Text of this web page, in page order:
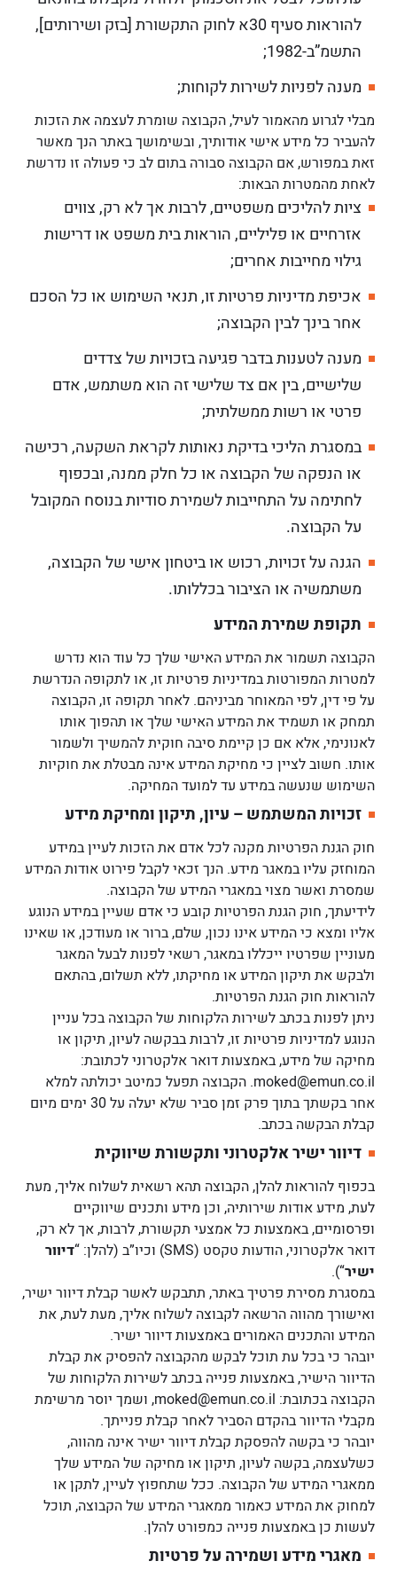
להוראות סעיף 30א לחוק התקשורת [בזק ושירותים],
התשמ”ב-1982;
מענה לפניות לשירות לקוחות;
מבלי לגרוע מהאמור לעיל, הקבוצה שומרת לעצמה את הזכות
להעביר כל מידע אישי אודותיך, ובשימושך באתר הנך מאשר
זאת במפורש, אם הקבוצה סבורה בתום לב כי פעולה זו נדרשת
לאחת מהמטרות הבאות:
ציות להליכים משפטיים, לרבות אך לא רק, צווים
אזרחיים או פליליים, הוראות בית משפט או דרישות
גילוי מחייבות אחרים;
אכיפת מדיניות פרטיות זו, תנאי השימוש או כל הסכם
אחר בינך לבין הקבוצה;
מענה לטענות בדבר פגיעה בזכויות של צדדים
שלישיים, בין אם צד שלישי זה הוא משתמש, אדם
פרטי או רשות ממשלתית;
במסגרת הליכי בדיקת נאותות לקראת השקעה, רכישה
או הנפקה של הקבוצה או כל חלק ממנה, ובכפוף
לחתימה על התחייבות לשמירת סודיות בנוסח המקובל
על הקבוצה.
הגנה על זכויות, רכוש או ביטחון אישי של הקבוצה,
משתמשיה או הציבור בכללותו.
תקופת שמירת המידע
הקבוצה תשמור את המידע האישי שלך כל עוד הוא נדרש
למטרות המפורטות במדיניות פרטיות זו, או לתקופה הנדרשת
על פי דין, לפי המאוחר מביניהם. לאחר תקופה זו, הקבוצה
תמחק או תשמיד את המידע האישי שלך או תהפוך אותו
לאנונימי, אלא אם כן קיימת סיבה חוקית להמשיך ולשמור
אותו. חשוב לציין כי מחיקת המידע אינה מבטלת את חוקיות
השימוש שנעשה במידע עד למועד המחיקה.
זכויות המשתמש – עיון, תיקון ומחיקת מידע
חוק הגנת הפרטיות מקנה לכל אדם את הזכות לעיין במידע
המוחזק עליו במאגר מידע. הנך זכאי לקבל פירוט אודות המידע
שמסרת ואשר מצוי במאגרי המידע של הקבוצה.
לידיעתך, חוק הגנת הפרטיות קובע כי אדם שעיין במידע הנוגע
אליו ומצא כי המידע אינו נכון, שלם, ברור או מעודכן, או שאינו
מעוניין שפרטיו ייכללו במאגר, רשאי לפנות לבעל המאגר
ולבקש את תיקון המידע או מחיקתו, ללא תשלום, בהתאם
להוראות חוק הגנת הפרטיות.
ניתן לפנות בכתב לשירות הלקוחות של הקבוצה בכל עניין
הנוגע למדיניות פרטיות זו, לרבות בבקשה לעיון, תיקון או
מחיקה של מידע, באמצעות דואר אלקטרוני לכתובת:
moked@emun.co.il. הקבוצה תפעל כמיטב יכולתה למלא
אחר בקשתך בתוך פרק זמן סביר שלא יעלה על 30 ימים מיום
קבלת הבקשה בכתב.
דיוור ישיר אלקטרוני ותקשורת שיווקית
בכפוף להוראות להלן, הקבוצה תהא רשאית לשלוח אליך, מעת
לעת, מידע אודות שירותיה, וכן מידע ותכנים שיווקיים
ופרסומיים, באמצעות כל אמצעי תקשורת, לרבות, אך לא רק,
דואר אלקטרוני, הודעות טקסט (SMS) וכיו”ב (להלן: “
דיוור
ישיר“).
במסגרת מסירת פרטיך באתר, תתבקש לאשר קבלת דיוור ישיר,
ואישורך מהווה הרשאה לקבוצה לשלוח אליך, מעת לעת, את
המידע והתכנים האמורים באמצעות דיוור ישיר.
יובהר כי בכל עת תוכל לבקש מהקבוצה להפסיק את קבלת
הדיוור הישיר, באמצעות פנייה בכתב לשירות הלקוחות של
הקבוצה בכתובת: moked@emun.co.il, ושמך יוסר מרשימת
מקבלי הדיוור בהקדם הסביר לאחר קבלת פנייתך.
יובהר כי בקשה להפסקת קבלת דיוור ישיר אינה מהווה,
כשלעצמה, בקשה לעיון, תיקון או מחיקה של המידע שלך
ממאגרי המידע של הקבוצה. ככל שתחפוץ לעיין, לתקן או
למחוק את המידע כאמור ממאגרי המידע של הקבוצה, תוכל
לעשות כן באמצעות פנייה כמפורט להלן.
מאגרי מידע ושמירה על פרטיות